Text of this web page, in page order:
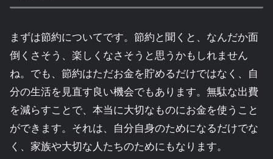
まずは節約についてです。節約と聞くと、なんだか面
倒くさそう、楽しくなさそうと思うかもしれません
ね。でも、節約はただお金を貯めるだけではなく、自
分の生活を見直す良い機会でもあります。無駄な出費
を減らすことで、本当に大切なものにお金を使うこと
ができます。それは、自分自身のためになるだけでな
く、家族や大切な人たちのためにもなります。